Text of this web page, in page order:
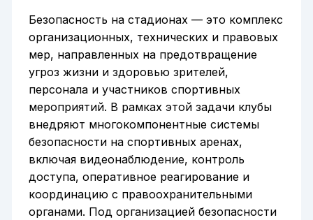
Безопасность на стадионах — это комплекс
организационных, технических и правовых
мер, направленных на предотвращение
угроз жизни и здоровью зрителей,
персонала и участников спортивных
мероприятий. В рамках этой задачи клубы
внедряют многокомпонентные системы
безопасности на спортивных аренах,
включая видеонаблюдение, контроль
доступа, оперативное реагирование и
координацию с правоохранительными
органами. Под организацией безопасности